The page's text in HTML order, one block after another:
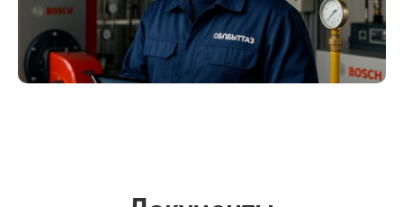
газораспределительных
сетей